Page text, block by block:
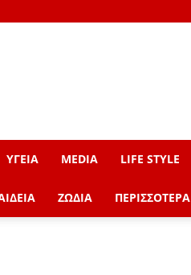
ΥΓΕΙΑ MEDIA LIFE STYLE
ΖΩΔΙΑ ΠΕΡΙΣΣΟΤΕΡΑ